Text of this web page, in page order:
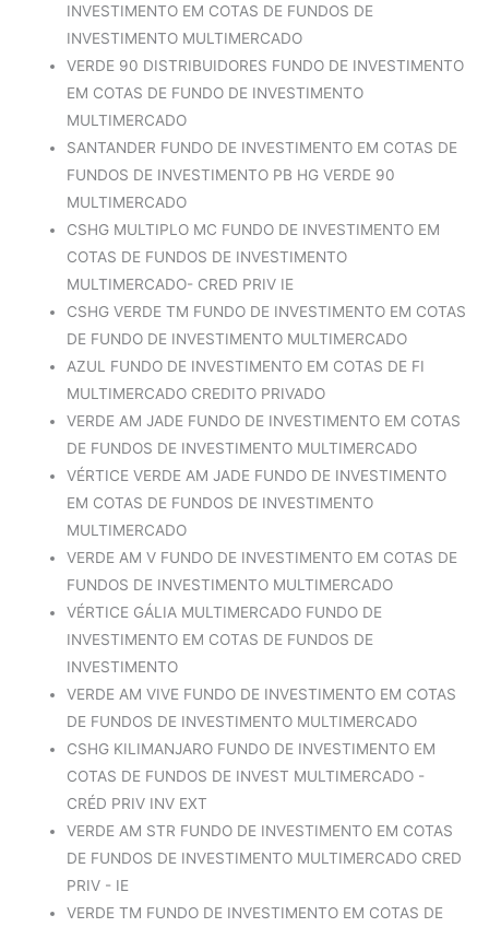
INVESTIMENTO EM COTAS DE FUNDOS DE
INVESTIMENTO MULTIMERCADO
VERDE 90 DISTRIBUIDORES FUNDO DE INVESTIMENTO
EM COTAS DE FUNDO DE INVESTIMENTO
MULTIMERCADO
SANTANDER FUNDO DE INVESTIMENTO EM COTAS DE
FUNDOS DE INVESTIMENTO PB HG VERDE 90
MULTIMERCADO
CSHG MULTIPLO MC FUNDO DE INVESTIMENTO EM
COTAS DE FUNDOS DE INVESTIMENTO
MULTIMERCADO- CRED PRIV IE
CSHG VERDE TM FUNDO DE INVESTIMENTO EM COTAS
DE FUNDO DE INVESTIMENTO MULTIMERCADO
AZUL FUNDO DE INVESTIMENTO EM COTAS DE FI
MULTIMERCADO CREDITO PRIVADO
VERDE AM JADE FUNDO DE INVESTIMENTO EM COTAS
DE FUNDOS DE INVESTIMENTO MULTIMERCADO
VÉRTICE VERDE AM JADE FUNDO DE INVESTIMENTO
EM COTAS DE FUNDOS DE INVESTIMENTO
MULTIMERCADO
VERDE AM V FUNDO DE INVESTIMENTO EM COTAS DE
FUNDOS DE INVESTIMENTO MULTIMERCADO
VÉRTICE GÁLIA MULTIMERCADO FUNDO DE
INVESTIMENTO EM COTAS DE FUNDOS DE
INVESTIMENTO
VERDE AM VIVE FUNDO DE INVESTIMENTO EM COTAS
DE FUNDOS DE INVESTIMENTO MULTIMERCADO
CSHG KILIMANJARO FUNDO DE INVESTIMENTO EM
COTAS DE FUNDOS DE INVEST MULTIMERCADO -
CRÉD PRIV INV EXT
VERDE AM STR FUNDO DE INVESTIMENTO EM COTAS
DE FUNDOS DE INVESTIMENTO MULTIMERCADO CRED
PRIV - IE
VERDE TM FUNDO DE INVESTIMENTO EM COTAS DE